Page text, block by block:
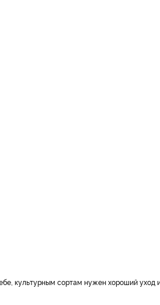
культурным сортам нужен хороший уход